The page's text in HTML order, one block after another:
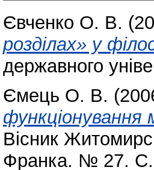
Євченко О. В.
розділах» у
державного
Ємець О. В.
функціонування
Вісник
Франка. № 27. С.